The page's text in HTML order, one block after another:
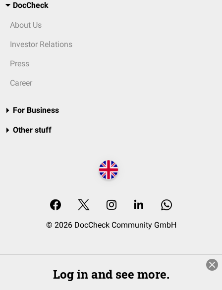
DocCheck
About Us
Investor Relations
Press
Career
For Business
Other stuff
© 2026 DocCheck Community GmbH
Log in and see more.